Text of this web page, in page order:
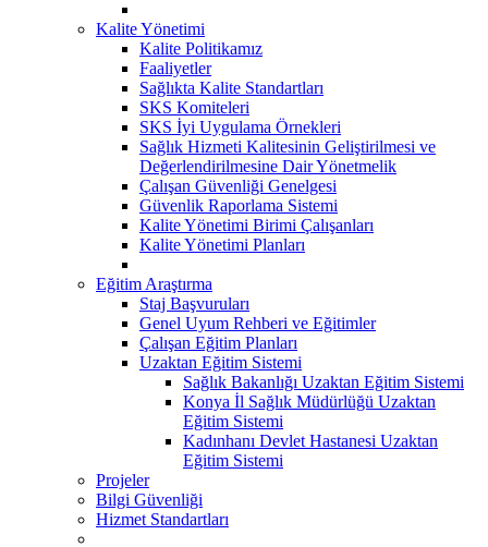
Kalite Yönetimi
Kalite Politikamız
Faaliyetler
Sağlıkta Kalite Standartları
SKS Komiteleri
SKS İyi Uygulama Örnekleri
Sağlık Hizmeti Kalitesinin Geliştirilmesi ve
Değerlendirilmesine Dair Yönetmelik
Çalışan Güvenliği Genelgesi
Güvenlik Raporlama Sistemi
Kalite Yönetimi Birimi Çalışanları
Kalite Yönetimi Planları
Eğitim Araştırma
Staj Başvuruları
Genel Uyum Rehberi ve Eğitimler
Çalışan Eğitim Planları
Uzaktan Eğitim Sistemi
Sağlık Bakanlığı Uzaktan Eğitim Sistemi
Konya İl Sağlık Müdürlüğü Uzaktan
Eğitim Sistemi
Kadınhanı Devlet Hastanesi Uzaktan
Eğitim Sistemi
Projeler
Bilgi Güvenliği
Hizmet Standartları